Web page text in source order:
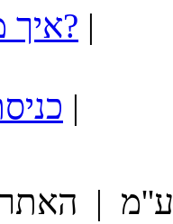
איך מורידים שירים? |
|
| האתר